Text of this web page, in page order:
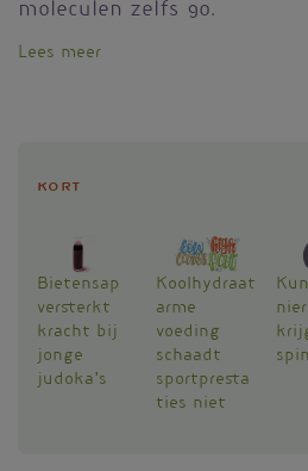
moleculen zelfs 90.
Lees meer
Kort
Bietensap
versterkt
kracht bij
jonge
judoka’s
Koolhydraat
arme
voeding
schaadt
sportpresta
ties niet